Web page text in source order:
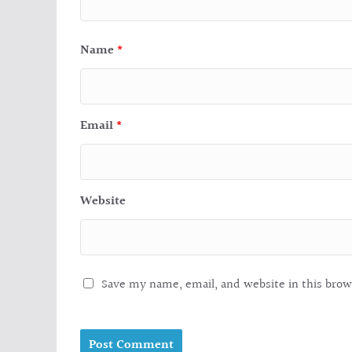
Name *
Email *
Website
Save my name, email, and website in this